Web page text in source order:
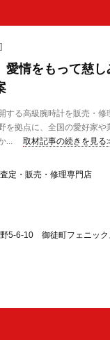
愛情をもって慈
る高級腕時計を販売・修
を拠点に、全国の愛好家や
...
取材記事の続きを見
定・販売・修理専門店
5-6-10 御徒町フェニック